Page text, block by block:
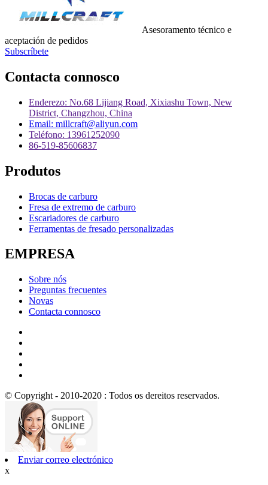
Asesoramento técnico e
aceptación de pedidos
Subscríbete
Contacta connosco
Enderezo: No.68 Lijiang Road, Xixiashu Town, New
District, Changzhou, China
Email: millcraft@aliyun.com
Teléfono: 13961252090
86-519-85606837
Produtos
Brocas de carburo
Fresa de extremo de carburo
Escariadores de carburo
Ferramentas de fresado personalizadas
EMPRESA
Sobre nós
Preguntas frecuentes
Novas
Contacta connosco
© Copyright - 2010-2020 : Todos os dereitos reservados.
Enviar correo electrónico
x